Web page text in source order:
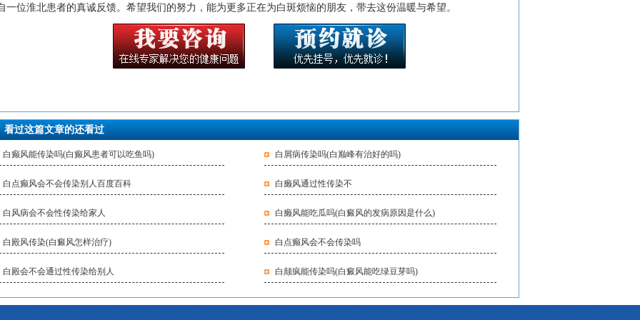
一位淮北患者的真诚反馈。希望我们的努力，能为更多正在为白斑烦恼的朋友，带去这份温暖与希望。
看过这篇文章的还看过
白癫风能传染吗(白癫风患者可以吃鱼吗) 白屑病传染吗(白巅峰有治好的吗)
白点癫风会不会传染别人百度百科 白癞风通过性传染不
白风病会不会性传染给家人 白癞风能吃瓜吗(白癜风的发病原因是什么)
白殿风传染(白癜风怎样治疗) 白点癫风会不会传染吗
白殿会不会通过性传染给别人 白颠疯能传染吗(白癜风能吃绿豆芽吗)